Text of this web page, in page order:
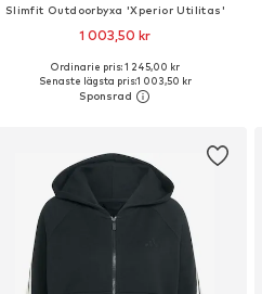
Slimfit Outdoorbyxa 'Xperior Utilitas'
1 003,50 kr
Tillgänglig i många storlekar
Lägg till i varukorgen
Ordinarie pris: 1 245,00 kr
Senaste lägsta pris:1 003,50 kr